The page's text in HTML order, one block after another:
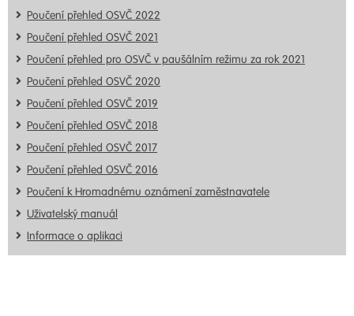
Poučení přehled OSVČ 2022
Poučení přehled OSVČ 2021
Poučení přehled pro OSVČ v paušálním režimu za rok 2021
Poučení přehled OSVČ 2020
Poučení přehled OSVČ 2019
Poučení přehled OSVČ 2018
Poučení přehled OSVČ 2017
Poučení přehled OSVČ 2016
Poučení k Hromadnému oznámení zaměstnavatele
Uživatelský manuál
Informace o aplikaci